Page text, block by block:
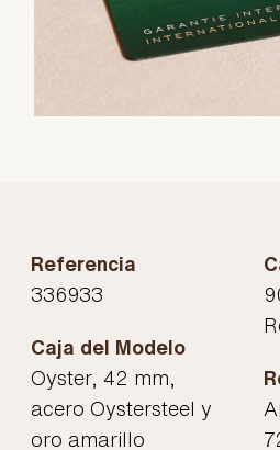
Referencia
336933
Caja del Modelo
Oyster, 42 mm,
acero Oystersteel y
oro amarillo